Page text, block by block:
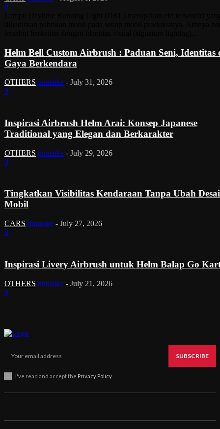
0
Helm Bell Custom Airbrush : Paduan Seni, Identitas
Gaya Berkendara
OTHERS tinusoke - July 31, 2026
0
Inspirasi Airbrush Helm Arai: Konsep Japanese
Traditional yang Elegan dan Berkarakter
OTHERS tinusoke - July 29, 2026
0
Tingkatkan Visibilitas Kendaraan Tanpa Ubah
Mobil
CARS tinusoke - July 27, 2026
0
Inspirasi Livery Airbrush untuk Helm Balap Go
OTHERS tinusoke - July 21, 2026
0
SUBSCRIBE
I've read and accept the Privacy Policy.